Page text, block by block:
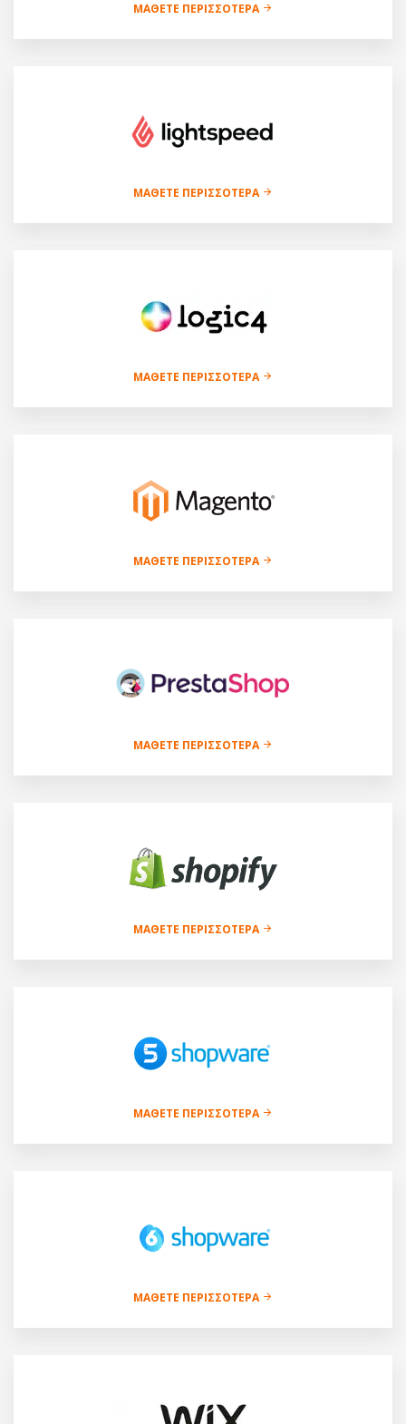
ΜΆΘΕΤΕ ΠΕΡΙΣΣΌΤΕΡΑ
ΜΆΘΕΤΕ ΠΕΡΙΣΣΌΤΕΡΑ
ΜΆΘΕΤΕ ΠΕΡΙΣΣΌΤΕΡΑ
ΜΆΘΕΤΕ ΠΕΡΙΣΣΌΤΕΡΑ
ΜΆΘΕΤΕ ΠΕΡΙΣΣΌΤΕΡΑ
ΜΆΘΕΤΕ ΠΕΡΙΣΣΌΤΕΡΑ
ΜΆΘΕΤΕ ΠΕΡΙΣΣΌΤΕΡΑ
ΜΆΘΕΤΕ ΠΕΡΙΣΣΌΤΕΡΑ